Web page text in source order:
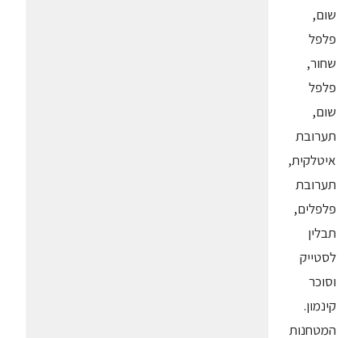
שום,
פלפל
שחור,
פלפל
שום,
תערובת
איטלקית,
תערובת
פלפלים,
תבלין
לסטייק
וסוכר
קינמון.
המטחנות